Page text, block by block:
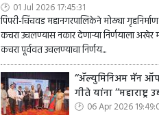
01 Jul 2026 17:45:31
पिंपरी-चिंचवड महानगरपालिकेने मोठ्या
कचरा उचलण्यास नकार देणाऱ्या निर्णयाला
कचरा पूर्ववत उचलण्याचा निर्णय...
‘‘ॲल्युमिनिअम मॅन
गीते यांना ‘‘महाराष्ट्र
06 Apr 2026